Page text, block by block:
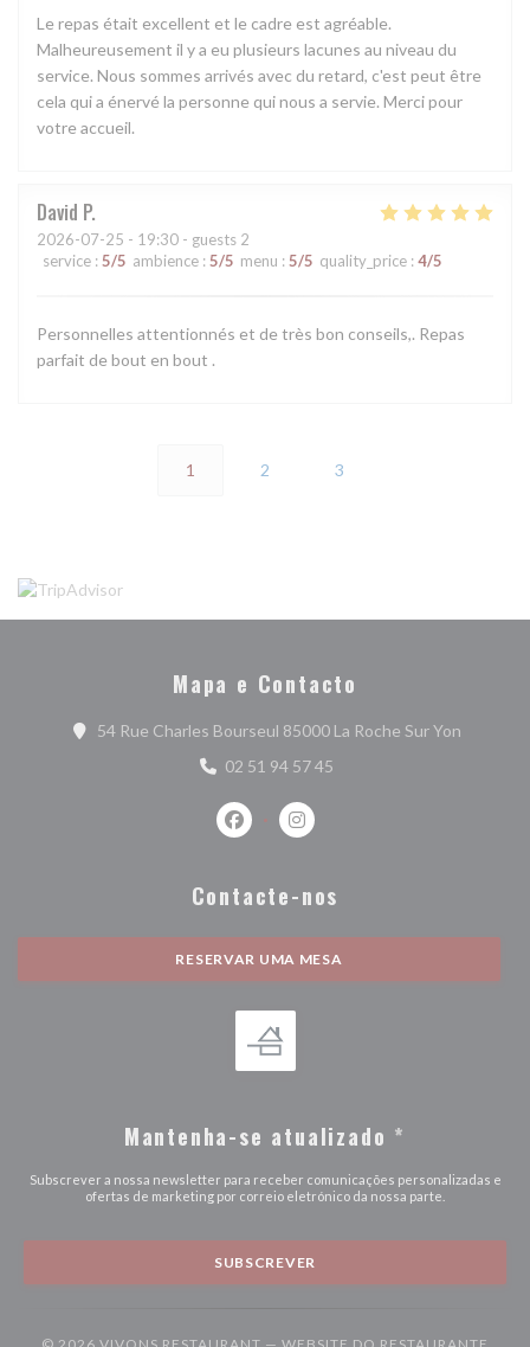
Le repas était excellent et le cadre est agréable.
Malheureusement il y a eu plusieurs lacunes au niveau du
service. Nous sommes arrivés avec du retard, c'est peut être
cela qui a énervé la personne qui nous a servie. Merci pour
votre accueil.
David P
2026-07-25 - 19:30 - guests 2
service : 5/5 ambience : 5/5 menu : 5/5 quality_price : 4/5
Personnelles attentionnés et de très bon conseils,. Repas
parfait de bout en bout .
1 2 3
Mapa e Contacto
54 Rue Charles Bourseul 85000 La Roche Sur Yon((abre
02 51 94 57 45
Facebook ((abre numa nova janela))
Instagram ((abre numa nova
Contacte-nos
RESERVAR UMA MESA
Mantenha-se atualizado *
Subscrever a nossa newsletter para receber comunicações personalizadas e
ofertas de marketing por correio eletrónico da nossa parte.
SUBSCREVER